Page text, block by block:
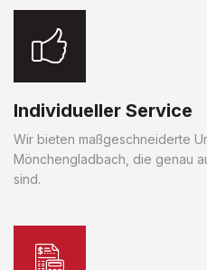
Individueller Service
Wir bieten maßgeschneiderte
Mönchengladbach, die genau
sind.